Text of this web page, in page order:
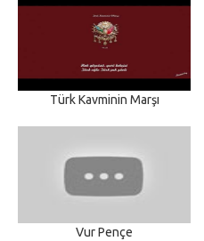
Türk Kavminin Marşı
Vur Pençe